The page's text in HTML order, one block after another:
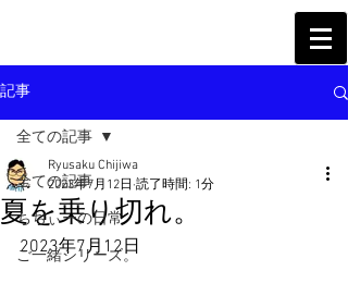
記事
全ての記事
ちぢぃーの日常
ご一緒シリーズ。
全ての記事
夏を乗り切れ。
Ryusaku Chijiwa
2023年7月12日 読了時間: 1分
2023年7月12日